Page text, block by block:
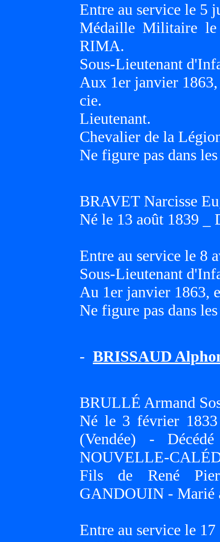
Entre au service le 5
Médaille Militaire le
RIMA.
Sous-Lieutenant
Aux 1er janvier
cie.
Lieutenant.
Chevalier de la
Ne figure pas dans
BRAVET Narcisse
Né le 13 août 1839 _
Entre au service le 8
Sous-Lieutenant
Au 1er janvier 1863,
Ne figure pas dans
- BRISSAUD
BRULLÉ Armand
Né le 3 février
(Vendée) -
NOUVELLE-
Fils de René
GANDOUIN - Marié
Entre au service le